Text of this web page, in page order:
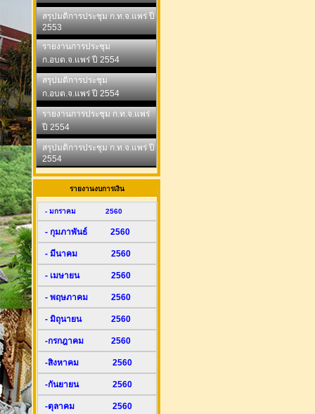
สรุปมติการประชุม ก.ท.จ.แพร่ ปี
2553
รายงานการประชุม
ก.อบต.จ.แพร่ ปี 2554
สรุปมติการประชุม
ก.อบต.จ.แพร่ ปี 2554
รายงานการประชุม ก.ท.จ.แพร่
ปี 2554
สรุปมติการประชุม ก.ท.จ.แพร่ ปี
2554
รายงานงบการเงิน
- มกราคม 2560
- กุมภาพันธ์ 2560
- มีนาคม 2560
- เมษายน 2560
- พฤษภาคม 2560
- มิถุนายน 2560
-กรกฎาคม 2560
-สิงหาคม 2560
-กันยายน 2560
-ตุลาคม 2560